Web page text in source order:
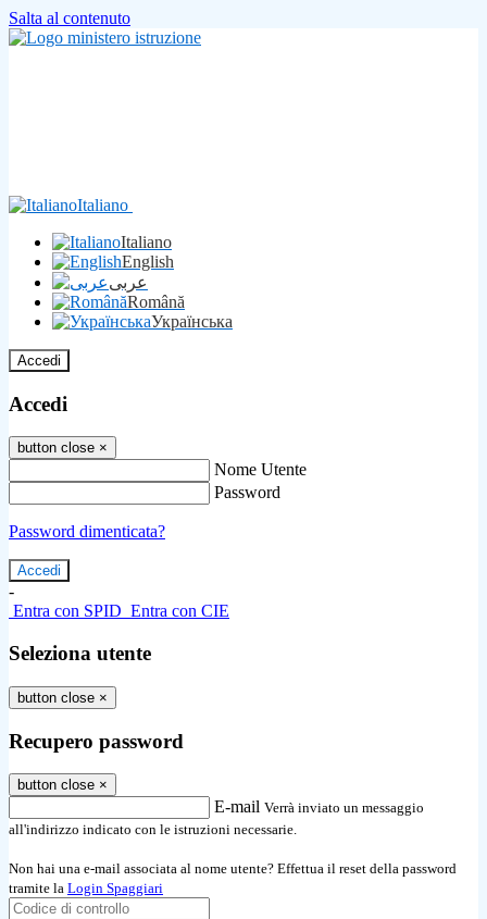
Salta al contenuto
Italiano
Italiano
English
عربى
Română
Українська
Accedi
Accedi
button close ×
Nome Utente
Password
Password dimenticata?
-
Entra con SPID Entra con CIE
Seleziona utente
button close ×
Recupero password
button close ×
E-mail Verrà inviato un messaggio
all'indirizzo indicato con le istruzioni necessarie.
Non hai una e-mail associata al nome utente? Effettua il reset della password
tramite la Login Spaggiari